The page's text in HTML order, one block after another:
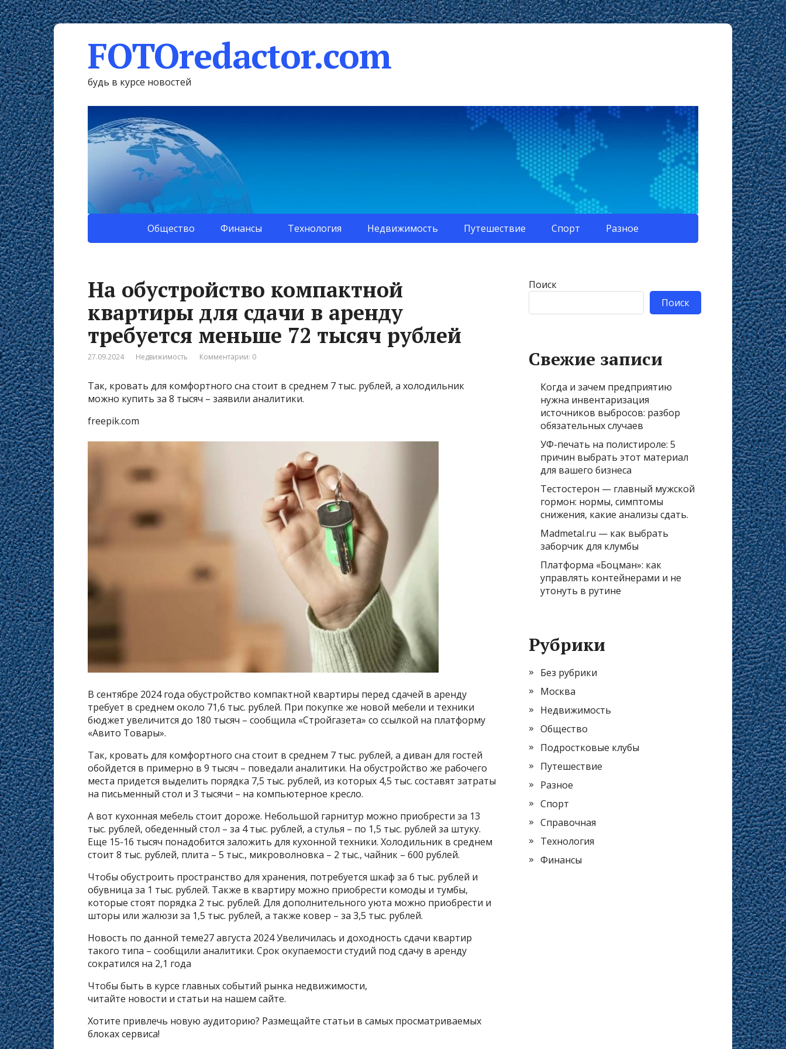
FOTOredactor.com
будь в курсе новостей
Общество Финансы Технология Недвижимость Путешествие Спорт Разное
На обустройство компактной
квартиры для сдачи в аренду
требуется меньше 72 тысяч рублей
27.09.2024 Недвижимость Комментарии: 0
Так, кровать для комфортного сна стоит в среднем 7 тыс. рублей, а холодильник
можно купить за 8 тысяч – заявили аналитики.
freepik.com
В сентябре 2024 года обустройство компактной квартиры перед сдачей в аренду
требует в среднем около 71,6 тыс. рублей. При покупке же новой мебели и техники
бюджет увеличится до 180 тысяч – сообщила «Стройгазета» со ссылкой на платформу
«Авито Товары».
Так, кровать для комфортного сна стоит в среднем 7 тыс. рублей, а диван для гостей
обойдется в примерно в 9 тысяч – поведали аналитики. На обустройство же рабочего
места придется выделить порядка 7,5 тыс. рублей, из которых 4,5 тыс. составят затраты
на письменный стол и 3 тысячи – на компьютерное кресло.
А вот кухонная мебель стоит дороже. Небольшой гарнитур можно приобрести за 13
тыс. рублей, обеденный стол – за 4 тыс. рублей, а стулья – по 1,5 тыс. рублей за штуку.
Еще 15-16 тысяч понадобится заложить для кухонной техники. Холодильник в среднем
стоит 8 тыс. рублей, плита – 5 тыс., микроволновка – 2 тыс., чайник – 600 рублей.
Чтобы обустроить пространство для хранения, потребуется шкаф за 6 тыс. рублей и
обувница за 1 тыс. рублей. Также в квартиру можно приобрести комоды и тумбы,
которые стоят порядка 2 тыс. рублей. Для дополнительного уюта можно приобрести и
шторы или жалюзи за 1,5 тыс. рублей, а также ковер – за 3,5 тыс. рублей.
Новость по данной теме27 августа 2024 Увеличилась и доходность сдачи квартир
такого типа – сообщили аналитики. Срок окупаемости студий под сдачу в аренду
сократился на 2,1 года
Чтобы быть в курсе главных событий рынка недвижимости,
читайте новости и статьи на нашем сайте.
Хотите привлечь новую аудиторию? Размещайте статьи в самых просматриваемых
блоках сервиса!
Поиск
Поиск
Свежие записи
Когда и зачем предприятию
нужна инвентаризация
источников выбросов: разбор
обязательных случаев
УФ-печать на полистироле: 5
причин выбрать этот материал
для вашего бизнеса
Тестостерон — главный мужской
гормон: нормы, симптомы
снижения, какие анализы сдать.
Madmetal.ru — как выбрать
заборчик для клумбы
Платформа «Боцман»: как
управлять контейнерами и не
утонуть в рутине
Рубрики
Без рубрики
Москва
Недвижимость
Общество
Подростковые клубы
Путешествие
Разное
Спорт
Справочная
Технология
Финансы